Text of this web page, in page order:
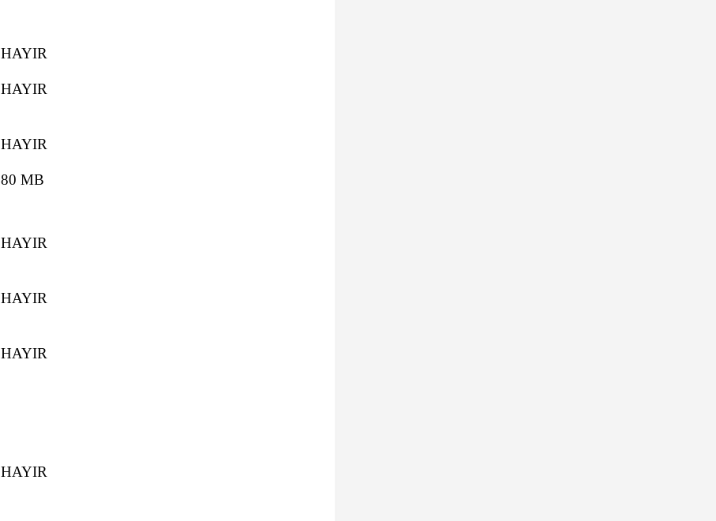
HAYIR
HAYIR
HAYIR
80 MB
HAYIR
HAYIR
HAYIR
HAYIR